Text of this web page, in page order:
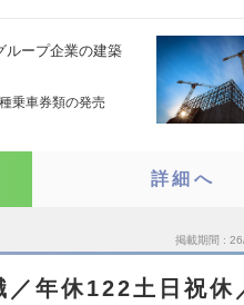
ループ企業の建築
乗車券類の発売
詳細へ
掲載期間
／年休122土日祝休